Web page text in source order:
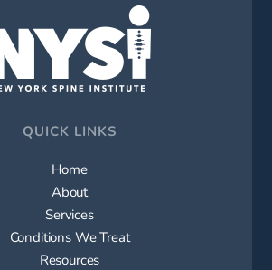
QUICK LINKS
Home
About
Services
Conditions We Treat
Resources